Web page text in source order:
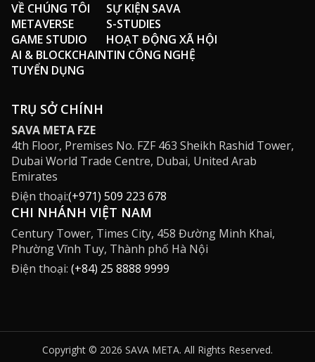
VỀ CHÚNG TÔI
METAVERSE
GAME STUDIO
AI & BLOCKCHAIN
TUYỂN DỤNG
SỰ KIỆN SAVA
S-STUDIES
HOẠT ĐỘNG XÃ HỘI
TIN CÔNG NGHỆ
TRỤ SỞ CHÍNH
SAVA META FZE
4th Floor, Premises No. FZF 463 Sheikh Rashid Tower,
Dubai World Trade Centre, Dubai, United Arab
Emirates
Điện thoại:(+971) 509 223 678
CHI NHÁNH VIỆT NAM
Century Tower, Times City, 458 Đường Minh Khai,
Phường Vĩnh Tuy, Thành phố Hà Nội
Điện thoại: (+84) 25 8888 9999
Copyright © 2026 SAVA META. All Rights Reserved.